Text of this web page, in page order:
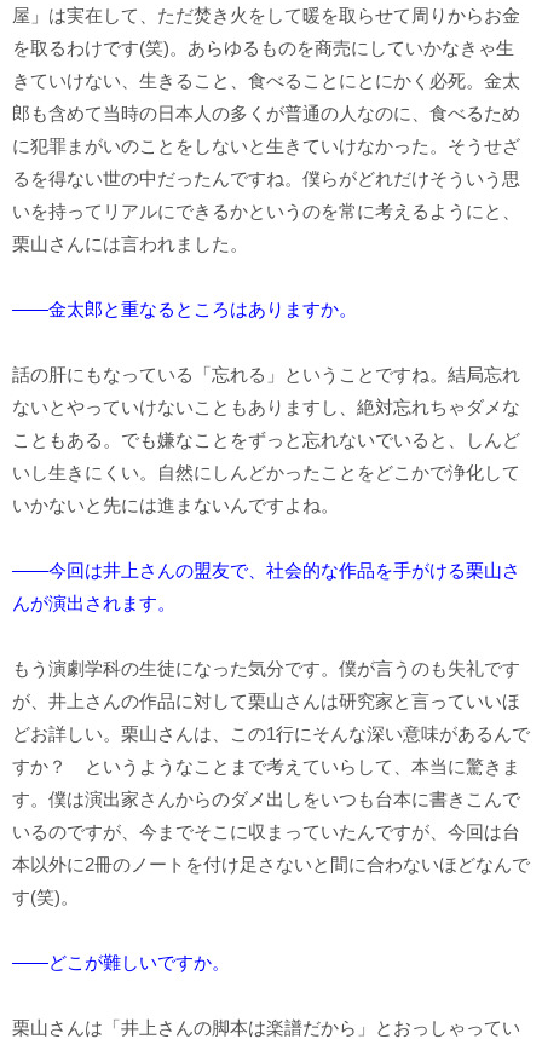
屋」は実在して、ただ焚き火をして暖を取らせて周りからお金
を取るわけです(笑)。あらゆるものを商売にしていかなきゃ生
きていけない、生きること、食べることにとにかく必死。金太
郎も含めて当時の日本人の多くが普通の人なのに、食べるため
に犯罪まがいのことをしないと生きていけなかった。そうせざ
るを得ない世の中だったんですね。僕らがどれだけそういう思
いを持ってリアルにできるかというのを常に考えるようにと、
栗山さんには言われました。
――金太郎と重なるところはありますか。
話の肝にもなっている「忘れる」ということですね。結局忘れ
ないとやっていけないこともありますし、絶対忘れちゃダメな
こともある。でも嫌なことをずっと忘れないでいると、しんど
いし生きにくい。自然にしんどかったことをどこかで浄化して
いかないと先には進まないんですよね。
――今回は井上さんの盟友で、社会的な作品を手がける栗山さ
んが演出されます。
もう演劇学科の生徒になった気分です。僕が言うのも失礼です
が、井上さんの作品に対して栗山さんは研究家と言っていいほ
どお詳しい。栗山さんは、この1行にそんな深い意味があるんで
すか？ というようなことまで考えていらして、本当に驚きま
す。僕は演出家さんからのダメ出しをいつも台本に書きこんで
いるのですが、今までそこに収まっていたんですが、今回は台
本以外に2冊のノートを付け足さないと間に合わないほどなんで
す(笑)。
――どこが難しいですか。
栗山さんは「井上さんの脚本は楽譜だから」とおっしゃってい